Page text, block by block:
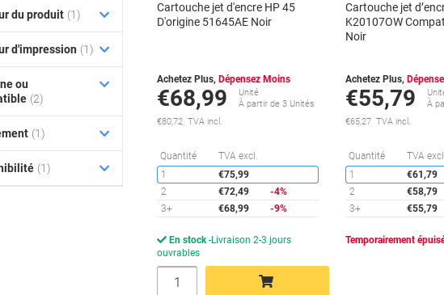
Cartouche jet d'encre HP 45
D'origine 51645AE Noir
Achetez Plus, Dépensez Moins
€68,99
Unité
À partir de 3 Unités
€80,72 TVA incl.
Quantité TVA excl.
Économies
1
€75,99
2
€72,49
-4%
3+
€68,99 -9%
En stock Livraison 2-3 jours
ouvrables
Quantité
Cartouche jet
K20107OW
Noir
Achetez Plus,
€55,79
À
€65,27 TVA incl.
Quantité TVA
1
€61,79
2
€58,79
3+
€55,79
Temporairement
du produit (1)
d'impression (1)
ou
(2)
(1)
(1)